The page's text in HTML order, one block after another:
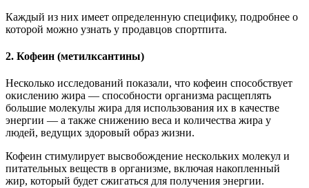
Каждый из них имеет определенную специфику, подробнее о
которой можно узнать у продавцов спортпита.
2. Кофеин (метилксантины)
Несколько исследований показали, что кофеин способствует
окислению жира — способности организма расщеплять
большие молекулы жира для использования их в качестве
энергии — а также снижению веса и количества жира у
людей, ведущих здоровый образ жизни.
Кофеин стимулирует высвобождение нескольких молекул и
питательных веществ в организме, включая накопленный
жир, который будет сжигаться для получения энергии.